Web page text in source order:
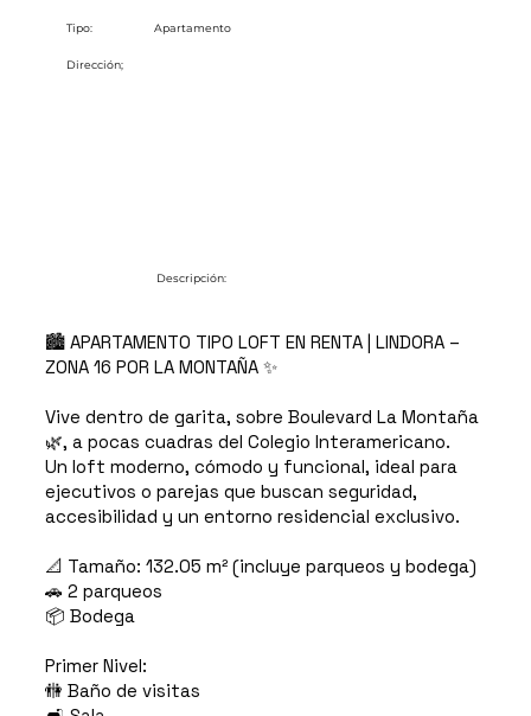
Tipo: Apartamento
Dirección;
Descripción:
🏙️ APARTAMENTO TIPO LOFT EN RENTA | LINDORA –
ZONA 16 POR LA MONTAÑA ✨
Vive dentro de garita, sobre Boulevard La Montaña
🌿, a pocas cuadras del Colegio Interamericano.
Un loft moderno, cómodo y funcional, ideal para
ejecutivos o parejas que buscan seguridad,
accesibilidad y un entorno residencial exclusivo.
📐 Tamaño: 132.05 m² (incluye parqueos y bodega)
🚗 2 parqueos
📦 Bodega
Primer Nivel:
🚻 Baño de visitas